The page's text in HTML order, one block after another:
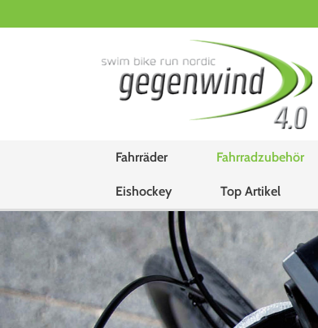
Fahrräder Fahrradzubehör
Eishockey Top Artikel